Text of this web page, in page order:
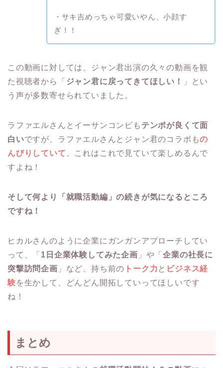
・サキ吉めっちゃ可愛いやん、小顔す
ぎ！！
この動画に対しては、ジャン君出演の久々の動画を観
た視聴者から「 ジャン君に戻ってきてほしい！
」とい
う声が多数寄せられていました。
ラファエルさんとイーサンコンビも テンポが良くて面
白いですが、ラファエルさんとジャン君のコラボもの
んびりしていて 、これはこれで見ていて楽しめるんで
すよね！
そして何より「就職活動編」の続きが気になるところ
ですね！
ヒカルさんのように企業にガンガンアプローチしてい
って、「 1日企業体験してみた企画 」や「企業の社長に
突撃訪問企画 」など、持ち前の トーク力 と ビジネス経
験を生かして、どんどん開拓していってほしいです
ね！
まとめ